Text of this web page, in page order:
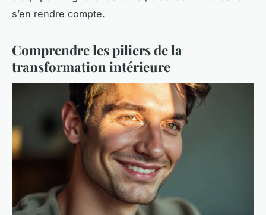
s’en rendre compte.
Comprendre les piliers de la
transformation intérieure